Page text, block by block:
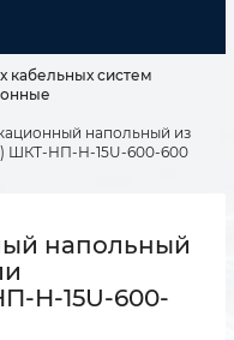
кабельных систем
напольный из
ШКТ-НП-Н-15U-600-600
напольный
Н-15U-600-